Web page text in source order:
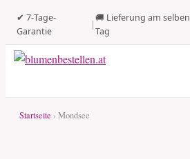
✔ 7-Tage-
Garantie
|
🚚 Lieferung am selben
Tag
Startseite › Mondsee